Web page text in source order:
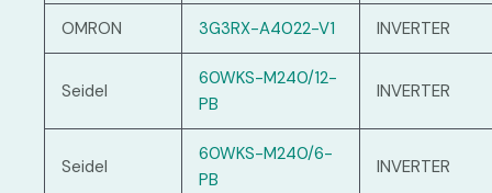
OMRON 3G3RX-A4022-V1 INVERTER
Seidel
60WKS-M240/12-
PB
INVERTER
Seidel
60WKS-M240/6-
PB
INVERTER